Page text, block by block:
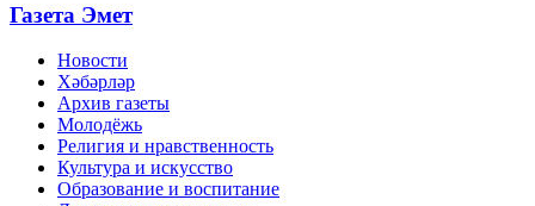
Газета Эмет
Новости
Хәбәрләр
Архив газеты
Молодёжь
Религия и нравственность
Культура и искусство
Образование и воспитание